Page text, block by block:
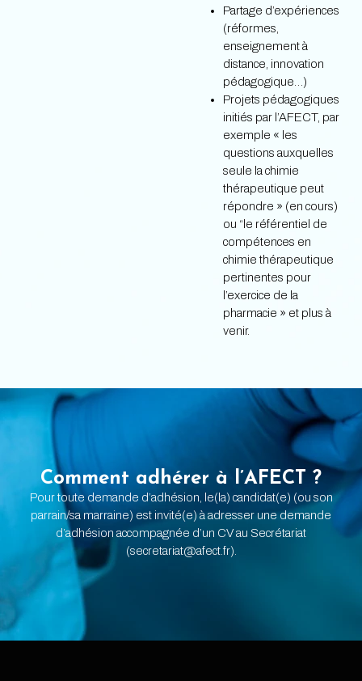
Partage d’expériences
(réformes,
enseignement à
distance, innovation
pédagogique…)
Projets pédagogiques
initiés par l’AFECT, par
exemple « les
questions auxquelles
seule la chimie
thérapeutique peut
répondre » (en cours)
ou “le référentiel de
compétences en
chimie thérapeutique
pertinentes pour
l’exercice de la
pharmacie » et plus à
venir.
Comment adhérer à l’AFECT ?
Pour toute demande d’adhésion, le(la) candidat(e) (ou son
parrain/sa marraine) est invité(e) à adresser une demande
d’adhésion accompagnée d’un CV au Secrétariat
(secretariat@afect.fr).